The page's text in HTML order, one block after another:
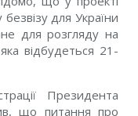
для України
для розгляду на
відбудеться 21-
Президента
що питання про